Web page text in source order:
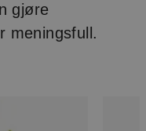
gjøre
meningsfull.